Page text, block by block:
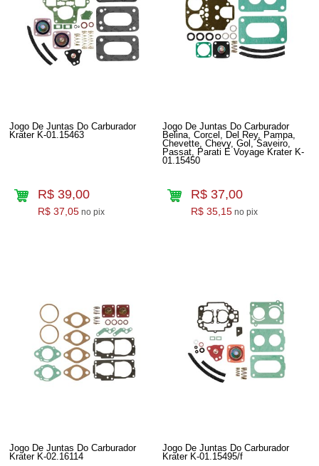
Jogo De Juntas Do Carburador
Krater K-01.15463
R$ 39,00
R$ 37,05 no pix
Jogo De Juntas Do Carburador
Belina, Corcel, Del Rey, Pampa,
Chevette, Chevy, Gol, Saveiro,
Passat, Parati E Voyage Krater K-
01.15450
R$ 37,00
R$ 35,15 no pix
Jogo De Juntas Do Carburador
Krater K-02.16114
Jogo De Juntas Do Carburador
Krater K-01.15495/f